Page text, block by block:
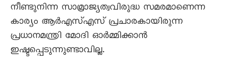
നീണ്ടുനിന്ന സാമ്രാജ്യത്വവിരുദ്ധ സമരമാണെന്ന
കാര്യം ആർഎസ്എസ് പ്രചാരകായിരുന്ന
പ്രധാനമന്ത്രി മോദി ഓർമ്മിക്കാൻ
ഇഷ്ടപ്പെടുന്നുണ്ടാവില്ല.